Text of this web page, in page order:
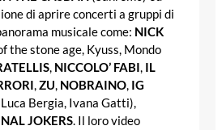
di aprire concerti a gruppi di
musicale come: NICK
the stone age, Kyuss, Mondo
, NICCOLO’ FABI, IL
,ZU, NOBRAINO, IG
Bergia, Ivana Gatti),
JOKERS. Il loro video